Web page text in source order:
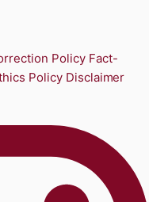
Policy Fact-
Policy Disclaimer